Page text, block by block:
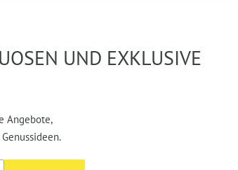
UND EXKLUSIVE
Angebote,